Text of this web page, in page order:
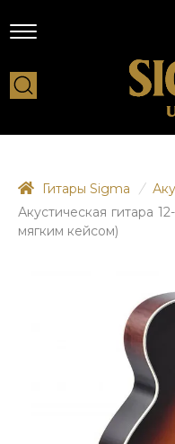
Гитары Sigma /
Акустическая гитара
мягким кейсом)